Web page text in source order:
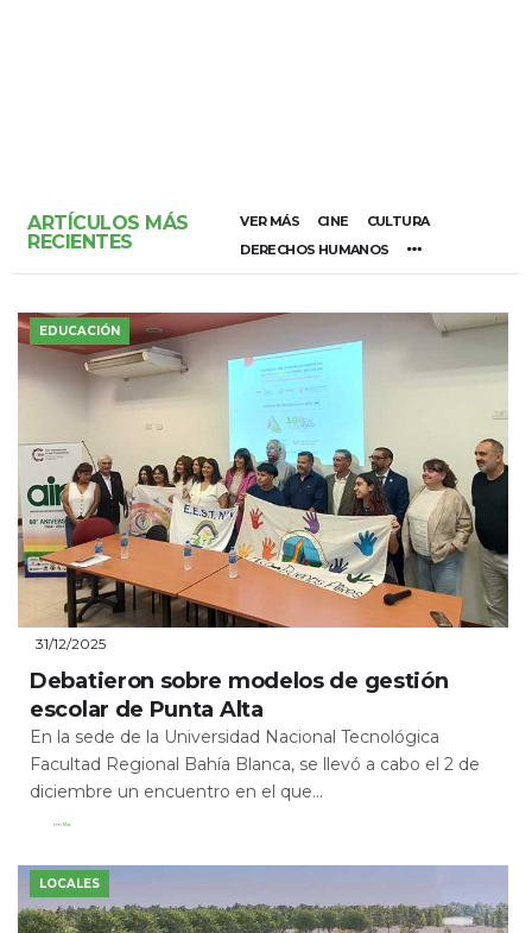
ARTÍCULOS MÁS
RECIENTES
VER MÁS CINE
CULTURA
DERECHOS HUMANOS
EDUCACIÓN
31/12/2025
Debatieron sobre modelos de gestión
escolar de Punta Alta
En la sede de la Universidad Nacional Tecnológica
Facultad Regional Bahía Blanca, se llevó a cabo el 2 de
diciembre un encuentro en el que...
Leer Más
LOCALES